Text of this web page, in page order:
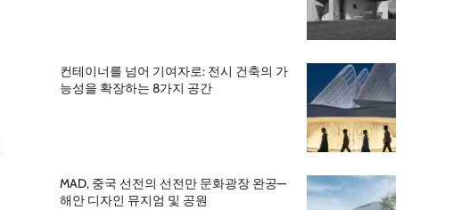
컨테이너를 넘어 기여자로: 전시 건축의 가
능성을 확장하는 8가지 공간
MAD, 중국 선전의 선전만 문화광장 완공—
해안 디자인 뮤지엄 및 공원